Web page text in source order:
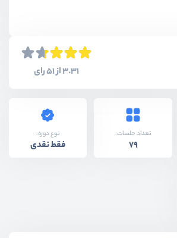
3.31 از 51 رای
تعداد جلسات:
79
نوع دوره:
فقط نقدی